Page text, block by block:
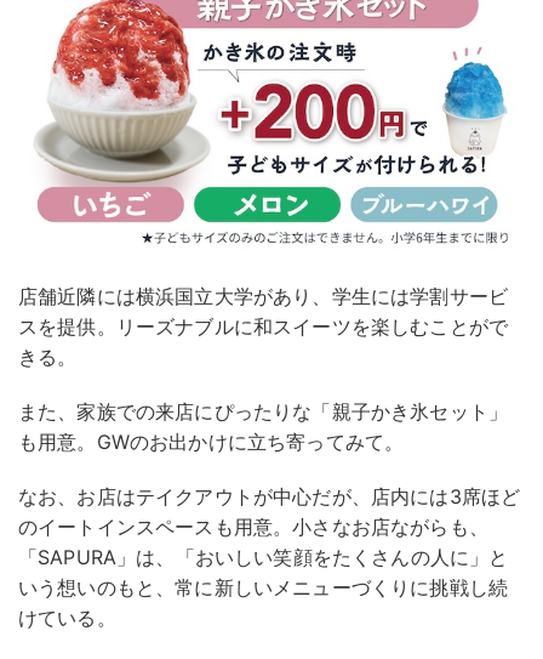
店舗近隣には横浜国立大学があり、学生には学割サービ
スを提供。リーズナブルに和スイーツを楽しむことがで
きる。
また、家族での来店にぴったりな「親子かき氷セット」
も用意。GWのお出かけに立ち寄ってみて。
なお、お店はテイクアウトが中心だが、店内には3席ほど
のイートインスペースも用意。小さなお店ながらも、
「SAPURA」は、「おいしい笑顔をたくさんの人に」と
いう想いのもと、常に新しいメニューづくりに挑戦し続
けている。